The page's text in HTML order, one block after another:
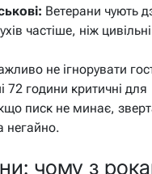
Ветерани чують
частіше, ніж
не ігнорувати
72 години критичні для
писк не минає,
негайно.
чому з